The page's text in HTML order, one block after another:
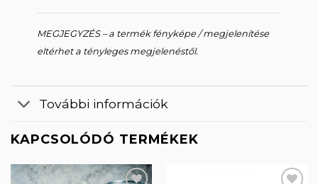
MEGJEGYZÉS – a termék fényképe / megjelenítése
eltérhet a tényleges megjelenéstől.
További információk
KAPCSOLÓDÓ TERMÉKEK